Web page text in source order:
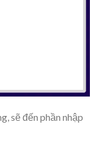
sẽ đến phần nhập